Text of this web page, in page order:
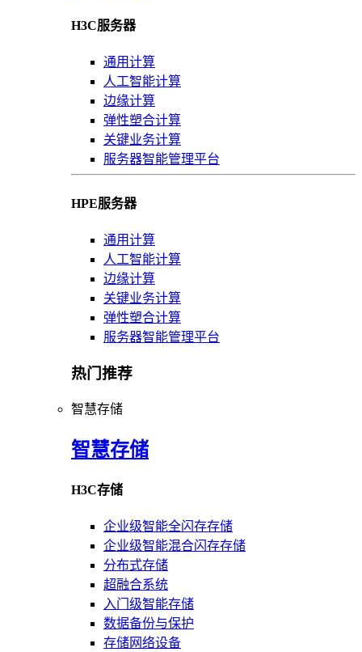
H3C服务器
通用计算
人工智能计算
边缘计算
弹性塑合计算
关键业务计算
服务器智能管理平台
HPE服务器
通用计算
人工智能计算
边缘计算
关键业务计算
弹性塑合计算
服务器智能管理平台
热门推荐
智慧存储
智慧存储
H3C存储
企业级智能全闪存存储
企业级智能混合闪存存储
分布式存储
超融合系统
入门级智能存储
数据备份与保护
存储网络设备